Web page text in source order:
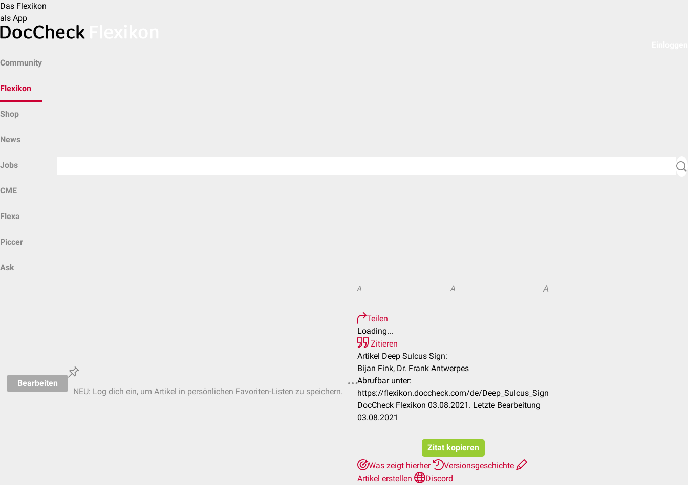
Das Flexikon
als App
Community
Flexikon
Shop
News
Jobs
CME
Flexa
Piccer
Ask
Bearbeiten
NEU: Log dich ein, um Artikel in persönlichen Favoriten-Listen zu speichern.
A A A
Teilen
Loading...
Zitieren
Artikel Deep Sulcus Sign:
Bijan Fink, Dr. Frank Antwerpes
Abrufbar unter:
https://flexikon.doccheck.com/de/Deep_Sulcus_Sign
DocCheck Flexikon 03.08.2021. Letzte Bearbeitung
03.08.2021
Zitat kopieren
Was zeigt hierher
Versionsgeschichte
Artikel erstellen
Discord